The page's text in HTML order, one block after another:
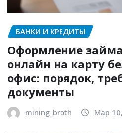
БАНКИ И КРЕДИТЫ
Оформление
онлайн на карту
офис: порядок,
документы
mining_broth Мар